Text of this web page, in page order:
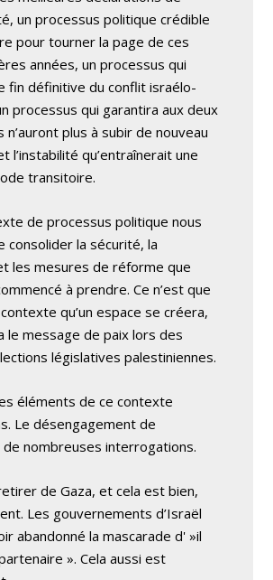
un processus politique crédible
pour tourner la page de ces
années, un processus qui
fin définitive du conflit israélo-
processus qui garantira aux deux
n’auront plus à subir de nouveau
l’instabilité qu’entraînerait une
transitoire.
de processus politique nous
consolider la sécurité, la
les mesures de réforme que
à prendre. Ce n’est que
qu’un espace se créera,
le message de paix lors des
législatives palestiniennes.
éléments de ce contexte
Le désengagement de
de nombreuses interrogations.
de Gaza, et cela est bien,
Les gouvernements d’Israël
abandonné la mascarade d' »il
». Cela aussi est